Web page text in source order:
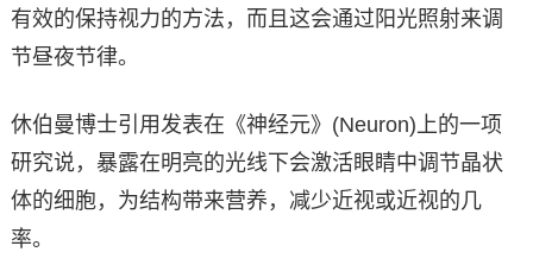
有效的保持视力的方法，而且这会通过阳光照射来调
节昼夜节律。
休伯曼博士引用发表在《神经元》(Neuron)上的一项
研究说，暴露在明亮的光线下会激活眼睛中调节晶状
体的细胞，为结构带来营养，减少近视或近视的几
率。